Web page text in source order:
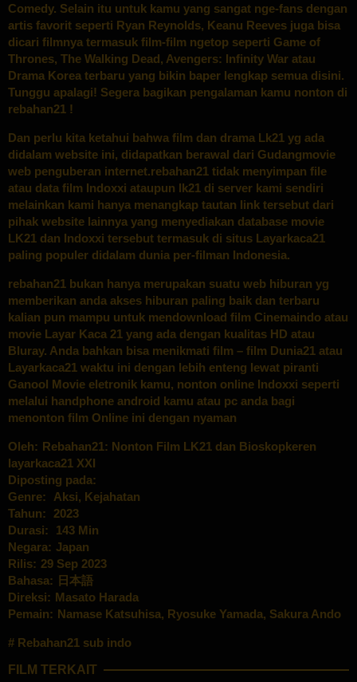
Comedy. Selain itu untuk kamu yang sangat nge-fans dengan
artis favorit seperti Ryan Reynolds, Keanu Reeves juga bisa
dicari filmnya termasuk film-film ngetop seperti Game of
Thrones, The Walking Dead, Avengers: Infinity War atau
Drama Korea terbaru yang bikin baper lengkap semua disini.
Tunggu apalagi! Segera bagikan pengalaman kamu nonton di
rebahan21 !
Dan perlu kita ketahui bahwa film dan drama Lk21 yg ada
didalam website ini, didapatkan berawal dari Gudangmovie
web penguberan internet.rebahan21 tidak menyimpan file
atau data film Indoxxi ataupun lk21 di server kami sendiri
melainkan kami hanya menangkap tautan link tersebut dari
pihak website lainnya yang menyediakan database movie
LK21 dan Indoxxi tersebut termasuk di situs Layarkaca21
paling populer didalam dunia per-filman Indonesia.
rebahan21 bukan hanya merupakan suatu web hiburan yg
memberikan anda akses hiburan paling baik dan terbaru
kalian pun mampu untuk mendownload film Cinemaindo atau
movie Layar Kaca 21 yang ada dengan kualitas HD atau
Bluray. Anda bahkan bisa menikmati film – film Dunia21 atau
Layarkaca21 waktu ini dengan lebih enteng lewat piranti
Ganool Movie eletronik kamu, nonton online Indoxxi seperti
melalui handphone android kamu atau pc anda bagi
menonton film Online ini dengan nyaman
Oleh: Rebahan21: Nonton Film LK21 dan Bioskopkeren
layarkaca21 XXI
Diposting pada:
Genre:
Aksi, Kejahatan
Tahun:
2023
Durasi:
143 Min
Negara: Japan
Rilis: 29 Sep 2023
Bahasa: 日本語
Direksi: Masato Harada
Pemain: Namase Katsuhisa, Ryosuke Yamada, Sakura Ando
Rebahan21 sub indo
FILM TERKAIT